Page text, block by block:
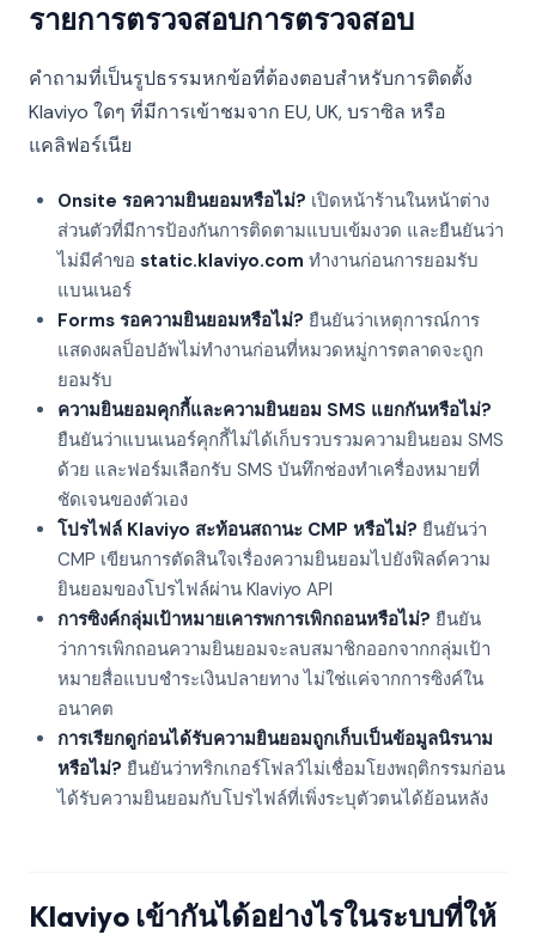
รายการตรวจสอบการตรวจสอบ
คำถามที่เป็นรูปธรรมหกข้อที่ต้องตอบสำหรับการติดตั้ง
Klaviyo ใดๆ ที่มีการเข้าชมจาก EU, UK, บราซิล หรือ
แคลิฟอร์เนีย
Onsite รอความยินยอมหรือไม่? เปิดหน้าร้านในหน้าต่าง
ส่วนตัวที่มีการป้องกันการติดตามแบบเข้มงวด และยืนยันว่า
ไม่มีคำขอ static.klaviyo.com ทำงานก่อนการยอมรับ
แบนเนอร์
Forms รอความยินยอมหรือไม่? ยืนยันว่าเหตุการณ์การ
แสดงผลป็อปอัพไม่ทำงานก่อนที่หมวดหมู่การตลาดจะถูก
ยอมรับ
ความยินยอมคุกกี้และความยินยอม SMS แยกกันหรือไม่?
ยืนยันว่าแบนเนอร์คุกกี้ไม่ได้เก็บรวบรวมความยินยอม SMS
ด้วย และฟอร์มเลือกรับ SMS บันทึกช่องทำเครื่องหมายที่
ชัดเจนของตัวเอง
โปรไฟล์ Klaviyo สะท้อนสถานะ CMP หรือไม่? ยืนยันว่า
CMP เขียนการตัดสินใจเรื่องความยินยอมไปยังฟิลด์ความ
ยินยอมของโปรไฟล์ผ่าน Klaviyo API
การซิงค์กลุ่มเป้าหมายเคารพการเพิกถอนหรือไม่? ยืนยัน
ว่าการเพิกถอนความยินยอมจะลบสมาชิกออกจากกลุ่มเป้า
หมายสื่อแบบชำระเงินปลายทาง ไม่ใช่แค่จากการซิงค์ใน
อนาคต
การเรียกดูก่อนได้รับความยินยอมถูกเก็บเป็นข้อมูลนิรนาม
หรือไม่? ยืนยันว่าทริกเกอร์โฟลว์ไม่เชื่อมโยงพฤติกรรมก่อน
ได้รับความยินยอมกับโปรไฟล์ที่เพิ่งระบุตัวตนได้ย้อนหลัง
Klaviyo เข้ากันได้อย่างไรในระบบที่ให้